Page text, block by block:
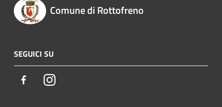
Comune di Rottofreno
SEGUICI SU
FacebookInstagram